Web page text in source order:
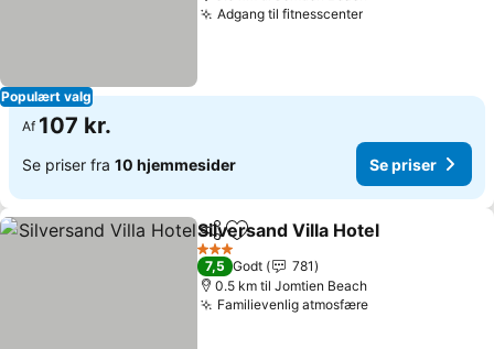
Populært valg
Adgang til fitnesscenterSe priser
Af 107 kr.
Se priser fra 10 hjemmesider Se priser
Del Føj til favoritter
Silversand Villa Hotel
3 Stjerner
7,5 Godt
781
0.5 km til Jomtien Beach
Familievenlig atmosfæreSe priser